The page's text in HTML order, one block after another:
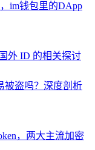
im钱包里的DApp
外 ID 的相关探讨
被盗吗？深度剖析
，两大主流加密